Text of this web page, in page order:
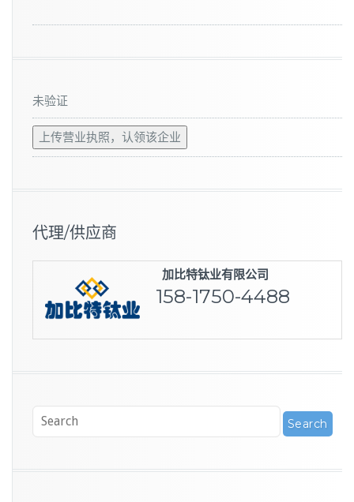
未验证
上传营业执照，认领该企业
代理/供应商
加比特钛业有限公司
158-1750-4488